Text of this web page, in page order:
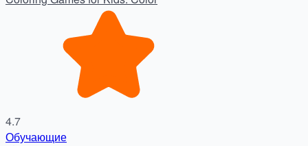
4.7
Обучающие